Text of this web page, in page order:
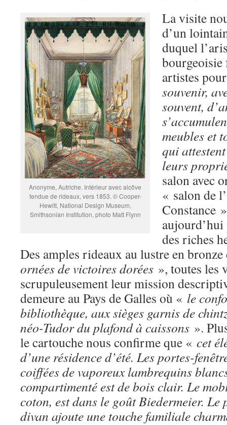
Anonyme, Autriche. Intérieur avec alcôve
tendue de rideaux, vers 1853. © Cooper-
Hewitt, National Design Museum,
Smithsonian Institution, photo Matt Flynn
La visite
d’un
duquel
bourgeoisie
artistes
souvenir,
souvent,
meubles et
qui
leurs
salon avec
« salon de
Constance
des riches
Des amples rideaux au lustre en
ornées de victoires dorées », toutes les
scrupuleusement leur mission
demeure au Pays de Galles où « le
bibliothèque, aux sièges garnis de
néo-Tudor du plafond à caissons ».
le cartouche nous confirme que « cet
d’une résidence d’été. Les portes-
coiffées de vaporeux lambrequins
compartimenté est de bois clair. Le
coton, est dans le goût Biedermeier.
divan ajoute une touche familiale